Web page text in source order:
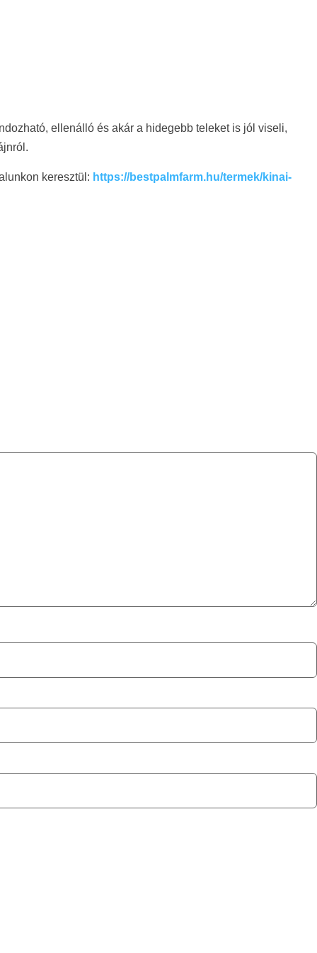
ellenálló és akár a hidegebb teleket is jól viseli,
keresztül: https://bestpalmfarm.hu/termek/kinai-